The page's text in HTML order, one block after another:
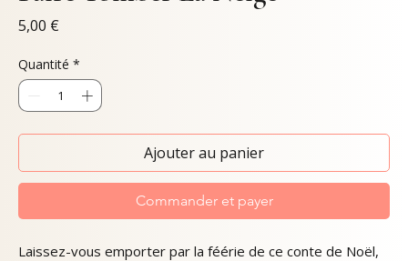
5,00 €
Quantité *
Ajouter au panier
Commander et payer
Laissez-vous emporter par la féérie de ce conte de Noël,